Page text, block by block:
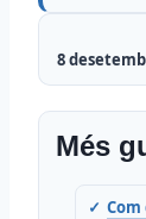
8
Més